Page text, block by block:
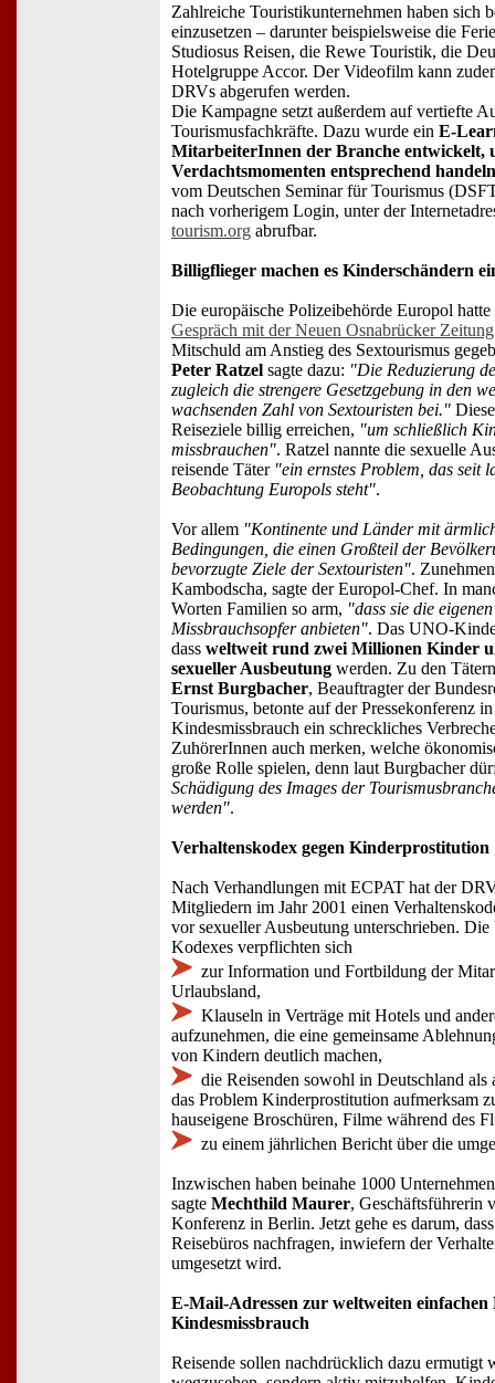
Zahlreiche Touristikunternehmen haben sich
einzusetzen – darunter beispielsweise die
Studiosus Reisen, die Rewe Touristik, die
Hotelgruppe Accor. Der Videofilm kann
DRVs abgerufen werden.
Die Kampagne setzt außerdem auf vertiefte
Tourismusfachkräfte. Dazu wurde ein E-
MitarbeiterInnen der Branche entwickelt,
Verdachtsmomenten entsprechend
vom Deutschen Seminar für Tourismus
nach vorherigem Login, unter der
tourism.org abrufbar.
Billigflieger machen es Kinderschändern
Die europäische Polizeibehörde Europol
Gespräch mit der Neuen Osnabrücker Zeitung
Mitschuld am Anstieg des Sextourismus
Peter Ratzel sagte dazu: "Die Reduzierung
zugleich die strengere Gesetzgebung in den
wachsenden Zahl von Sextouristen bei."
Reiseziele billig erreichen, "um schließlich
missbrauchen". Ratzel nannte die sexuelle
reisende Täter "ein ernstes Problem, das seit
Beobachtung Europols steht".
Vor allem "Kontinente und Länder mit
Bedingungen, die einen Großteil der
bevorzugte Ziele der Sextouristen".
Kambodscha, sagte der Europol-Chef. In
Worten Familien so arm, "dass sie die
Missbrauchsopfer anbieten". Das UNO-
dass weltweit rund zwei Millionen Kinder
sexueller Ausbeutung werden. Zu den
Ernst Burgbacher, Beauftragter der
Tourismus, betonte auf der Pressekonferenz
Kindesmissbrauch ein schreckliches
ZuhörerInnen auch merken, welche
große Rolle spielen, denn laut Burgbacher
Schädigung des Images der
werden".
Verhaltenskodex gegen Kinderprostitution
Nach Verhandlungen mit ECPAT hat der
Mitgliedern im Jahr 2001 einen
vor sexueller Ausbeutung unterschrieben. Die
Kodexes verpflichten sich
zur Information und Fortbildung der
Urlaubsland,
Klauseln in Verträge mit Hotels und
aufzunehmen, die eine gemeinsame
von Kindern deutlich machen,
die Reisenden sowohl in Deutschland
das Problem Kinderprostitution aufmerksam
hauseigene Broschüren, Filme während des
zu einem jährlichen Bericht über die
Inzwischen haben beinahe 1000
sagte Mechthild Maurer, Geschäftsführerin
Konferenz in Berlin. Jetzt gehe es darum,
Reisebüros nachfragen, inwiefern der
umgesetzt wird.
E-Mail-Adressen zur weltweiten einfachen
Kindesmissbrauch
Reisende sollen nachdrücklich dazu ermutigt